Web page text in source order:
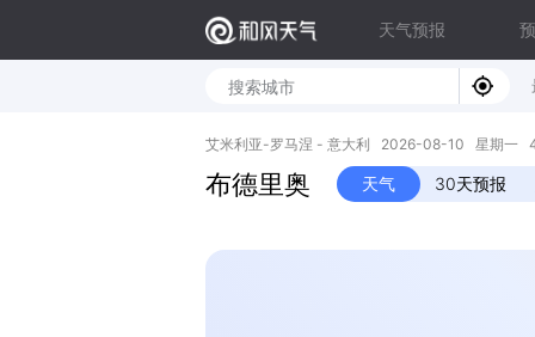
天气预报
艾米利亚-罗马涅 - 意大利 2026-08-10 星期一
布德里奥 天气 30天预报